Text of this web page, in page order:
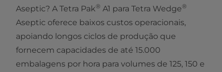
Aseptic? A Tetra Pak® A1 para Tetra Wedge®
Aseptic oferece baixos custos operacionais,
apoiando longos ciclos de produção que
fornecem capacidades de até 15.000
embalagens por hora para volumes de 125, 150 e